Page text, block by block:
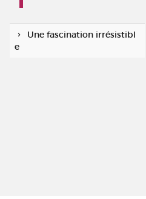
Une fascination irrésistibl
e